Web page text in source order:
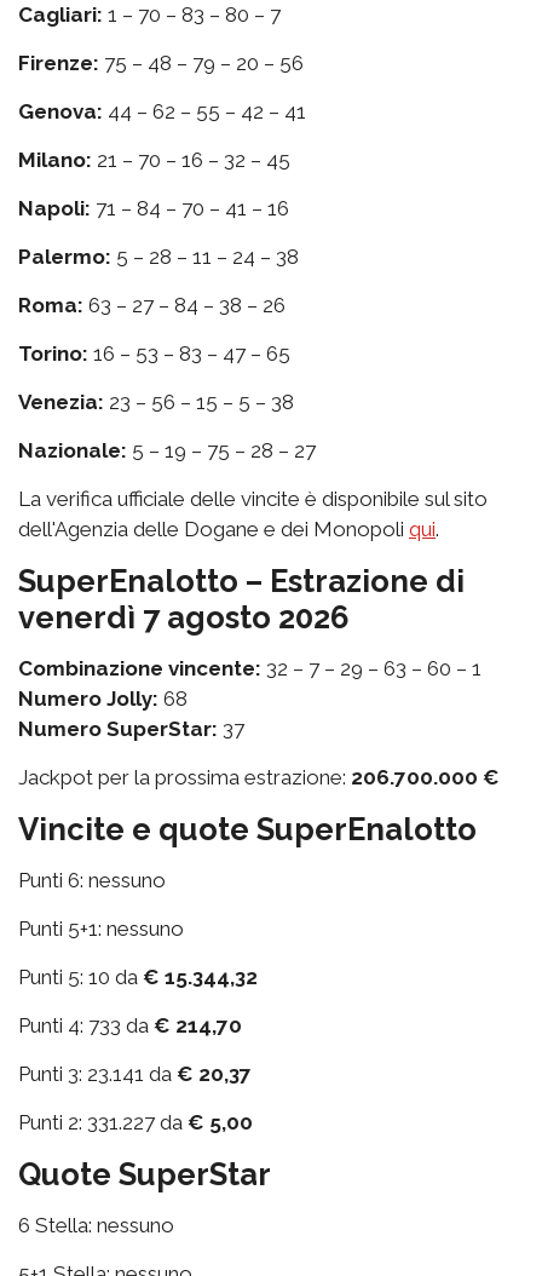
Cagliari: 1 – 70 – 83 – 80 – 7
Firenze: 75 – 48 – 79 – 20 – 56
Genova: 44 – 62 – 55 – 42 – 41
Milano: 21 – 70 – 16 – 32 – 45
Napoli: 71 – 84 – 70 – 41 – 16
Palermo: 5 – 28 – 11 – 24 – 38
Roma: 63 – 27 – 84 – 38 – 26
Torino: 16 – 53 – 83 – 47 – 65
Venezia: 23 – 56 – 15 – 5 – 38
Nazionale: 5 – 19 – 75 – 28 – 27
La verifica ufficiale delle vincite è disponibile sul sito
dell'Agenzia delle Dogane e dei Monopoli qui.
SuperEnalotto – Estrazione di
venerdì 7 agosto 2026
Combinazione vincente: 32 – 7 – 29 – 63 – 60 – 1
Numero Jolly: 68
Numero SuperStar: 37
Jackpot per la prossima estrazione: 206.700.000 €
Vincite e quote SuperEnalotto
Punti 6: nessuno
Punti 5+1: nessuno
Punti 5: 10 da € 15.344,32
Punti 4: 733 da € 214,70
Punti 3: 23.141 da € 20,37
Punti 2: 331.227 da € 5,00
Quote SuperStar
6 Stella: nessuno